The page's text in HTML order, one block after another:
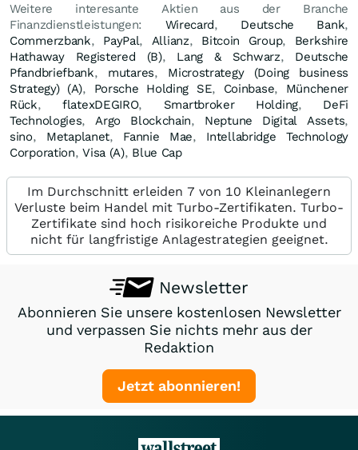
Weitere interesante Aktien aus der Branche
Finanzdienstleistungen: Wirecard, Deutsche Bank,
Commerzbank, PayPal, Allianz, Bitcoin Group, Berkshire
Hathaway Registered (B), Lang & Schwarz, Deutsche
Pfandbriefbank, mutares, Microstrategy (Doing business
Strategy) (A), Porsche Holding SE, Coinbase, Münchener
Rück,flatexDEGIRO, Smartbroker Holding, DeFi
Technologies,Argo Blockchain, Neptune Digital Assets,
sino, Metaplanet, Fannie Mae, Intellabridge Technology
Corporation,Visa (A), Blue Cap
Im Durchschnitt erleiden 7 von 10 Kleinanlegern
Verluste beim Handel mit Turbo-Zertifikaten. Turbo-
Zertifikate sind hoch risikoreiche Produkte und
nicht für langfristige Anlagestrategien geeignet.
Newsletter
Abonnieren Sie unsere kostenlosen Newsletter
und verpassen Sie nichts mehr aus der
Redaktion
Jetzt abonnieren!